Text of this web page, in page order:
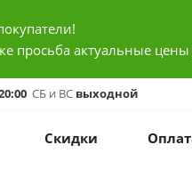
просьба актуальные
СБ и ВС выходной
Скидки